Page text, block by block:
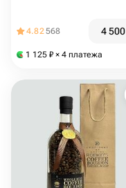
4.82568 4 500
1 125 ₽ × 4 платежа